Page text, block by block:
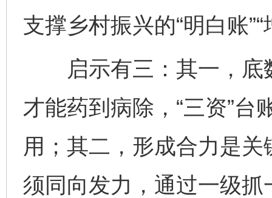
支撑乡村振兴的“明白账”“
启示有三：其一，底
才能药到病除，“三资”
用；其二，形成合力是
须同向发力，通过一级